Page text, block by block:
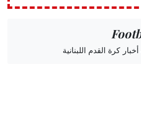
كرة القدم اللبنانية